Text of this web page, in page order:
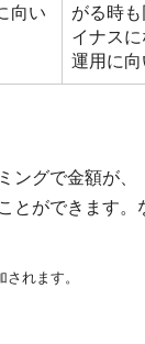
向い
がる時
イナス
運用に向
ングで金額が、
とができます。
れます。